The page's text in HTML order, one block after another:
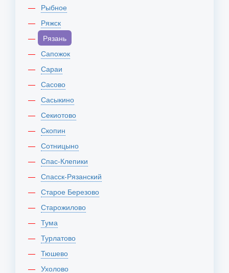
Рыбное
Ряжск
Рязань
Сапожок
Сараи
Сасово
Сасыкино
Секиотово
Скопин
Сотницыно
Спас-Клепики
Спасск-Рязанский
Старое Березово
Старожилово
Тума
Турлатово
Тюшево
Ухолово